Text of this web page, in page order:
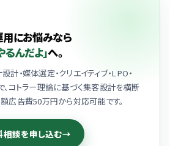
にお悩みなら
るんだよ」へ。
計・媒体選定・クリエイティブ・LPO・
、コトラー理論に基づく集客設計を横断
額広告費50万円から対応可能です。
相談を申し込む→